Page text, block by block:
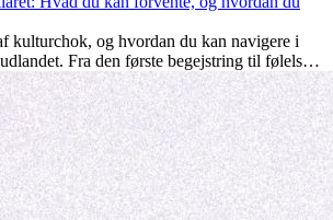
kulturel indsigt, som kan ændre dit
kulturchok, og hvordan du kan navigere i
Fra den første begejstring til følelsen
og gør udfordringer til personlig